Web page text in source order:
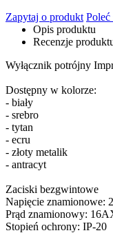
Zapytaj o produkt Poleć
Opis produktu
Recenzje
Wyłącznik potrójny
Dostępny w kolorze:
- biały
- srebro
- tytan
- ecru
- złoty metalik
- antracyt
Zaciski bezgwintowe
Napięcie znamionowe:
Prąd znamionowy:
Stopień ochrony: IP-20